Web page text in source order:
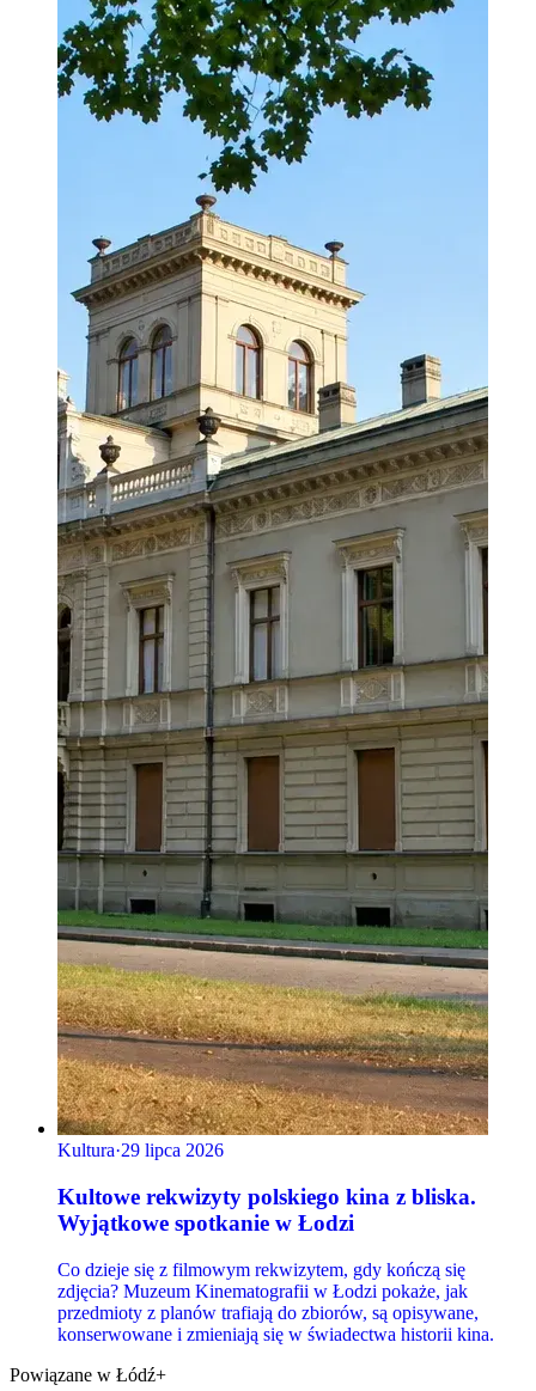
Kultura·29 lipca 2026
Kultowe rekwizyty polskiego kina z bliska.
Wyjątkowe spotkanie w Łodzi
Co dzieje się z filmowym rekwizytem, gdy kończą się
zdjęcia? Muzeum Kinematografii w Łodzi pokaże, jak
przedmioty z planów trafiają do zbiorów, są opisywane,
konserwowane i zmieniają się w świadectwa historii kina.
Powiązane w Łódź+